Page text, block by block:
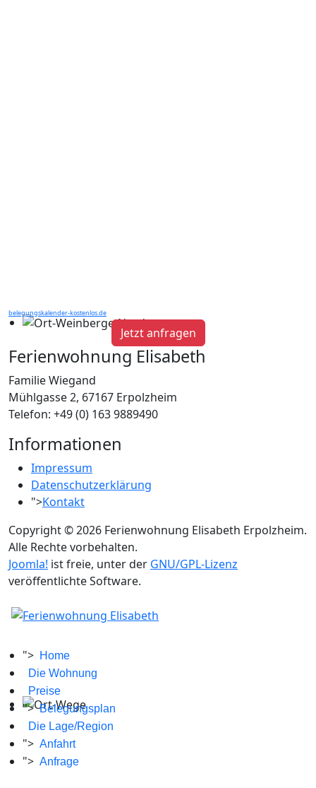
belegungskalender-kostenlos.de
Jetzt anfragen
Ferienwohnung Elisabeth
Familie Wiegand
Mühlgasse 2, 67167 Erpolzheim
Telefon: +49 (0) 163 9889490
Informationen
Impressum
Datenschutzerklärung
">Kontakt
Copyright © 2026 Ferienwohnung Elisabeth Erpolzheim.
Alle Rechte vorbehalten.
Joomla! ist freie, unter der GNU/GPL-Lizenz
veröffentlichte Software.
"> Home
Die Wohnung
Preise
"> Belegungsplan
Die Lage/Region
"> Anfahrt
"> Anfrage